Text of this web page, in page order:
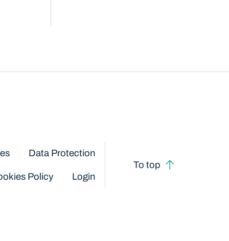
Data Protection
Policy Login
To top